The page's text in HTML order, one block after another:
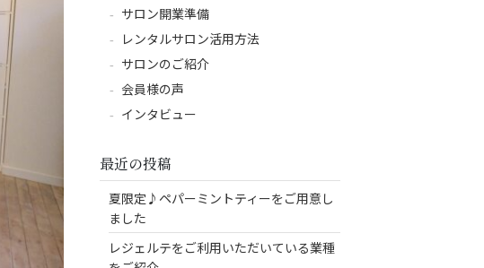
サロン開業準備
レンタルサロン活用方法
サロンのご紹介
会員様の声
インタビュー
最近の投稿
夏限定♪ペパーミントティーをご用意し
ました
レジェルテをご利用いただいている業種